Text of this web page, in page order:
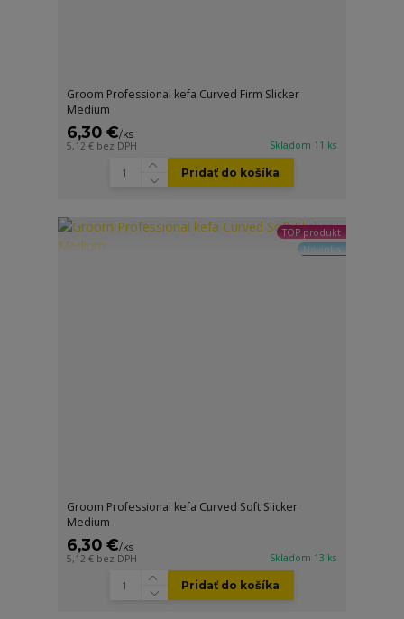
Groom Professional kefa Curved Firm Slicker
Medium
6,30 €/ks
5,12 € bez DPH Skladom 11 ks
Pridať do košíka
TOP produkt
Novinka
Groom Professional kefa Curved Soft Slicker
Medium
6,30 €/ks
5,12 € bez DPH Skladom 13 ks
Pridať do košíka